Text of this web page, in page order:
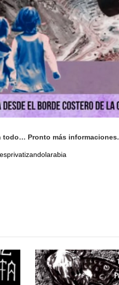
todo… Pronto más informaciones.